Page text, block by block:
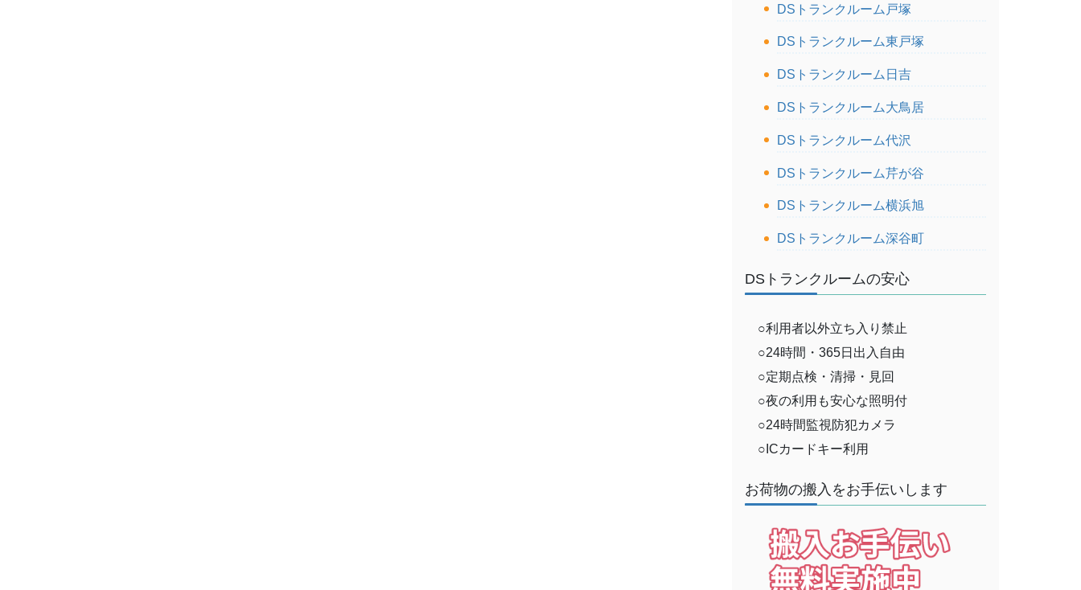
DSトランクルーム戸塚
DSトランクルーム東戸塚
DSトランクルーム日吉
DSトランクルーム大鳥居
DSトランクルーム代沢
DSトランクルーム芹が谷
DSトランクルーム横浜旭
DSトランクルーム深谷町
DSトランクルームの安心
○利用者以外立ち入り禁止
○24時間・365日出入自由
○定期点検・清掃・見回
○夜の利用も安心な照明付
○24時間監視防犯カメラ
○ICカードキー利用
お荷物の搬入をお手伝いします